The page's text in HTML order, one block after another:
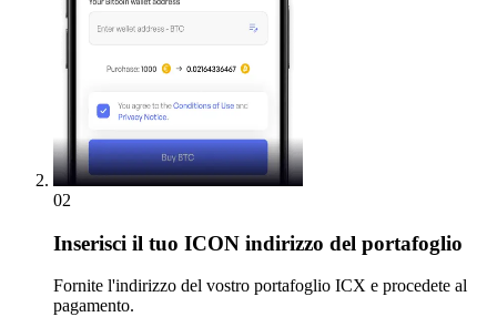
02
Inserisci il tuo ICON indirizzo del portafoglio
Fornite l'indirizzo del vostro portafoglio ICX e procedete al
pagamento.